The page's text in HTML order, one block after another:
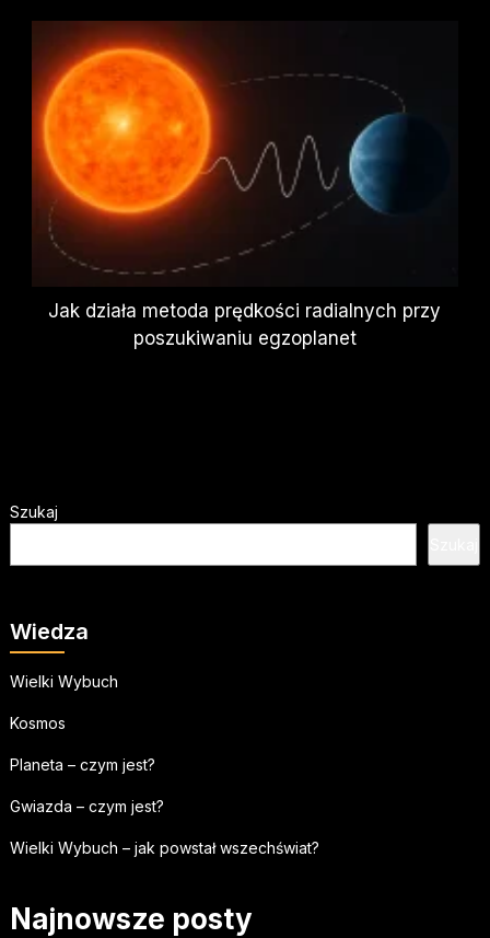
Jak działa metoda prędkości radialnych przy
poszukiwaniu egzoplanet
Szukaj
Wiedza
Wielki Wybuch
Kosmos
Planeta – czym jest?
Gwiazda – czym jest?
Wielki Wybuch – jak powstał wszechświat?
Najnowsze posty